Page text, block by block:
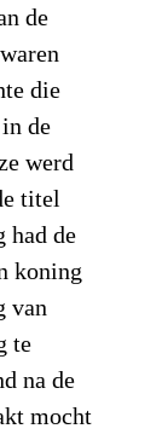
de
die
de
werd
titel
had de
koning
van
te
na de
mocht